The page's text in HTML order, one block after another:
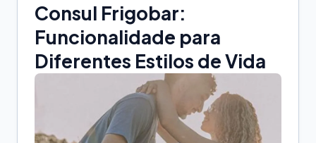
Consul Frigobar:
Funcionalidade para
Diferentes Estilos de Vida